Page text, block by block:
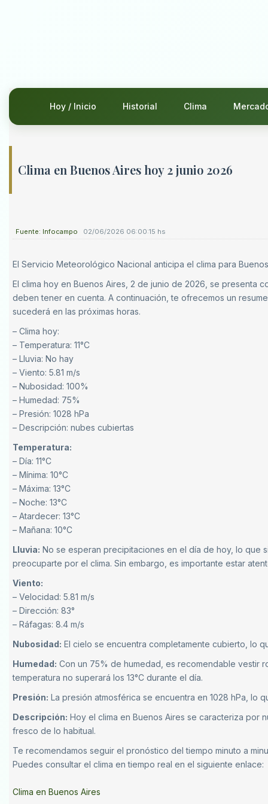
Hoy / Inicio Historial Clima
Clima en Buenos Aires hoy 2 junio 2026
Fuente: Infocampo 02/06/2026 06:00:15 hs
El Servicio Meteorológico Nacional anticipa el clima para
El clima hoy en Buenos Aires, 2 de junio de 2026, se presenta
deben tener en cuenta. A continuación, te ofrecemos un
sucederá en las próximas horas.
– Clima hoy:
– Temperatura: 11°C
– Lluvia: No hay
– Viento: 5.81 m/s
– Nubosidad: 100%
– Humedad: 75%
– Presión: 1028 hPa
– Descripción: nubes cubiertas
Temperatura:
– Día: 11°C
– Mínima: 10°C
– Máxima: 13°C
– Noche: 13°C
– Atardecer: 13°C
– Mañana: 10°C
Lluvia: No se esperan precipitaciones en el día de hoy, lo que
preocuparte por el clima. Sin embargo, es importante estar
Viento:
– Velocidad: 5.81 m/s
– Dirección: 83°
– Ráfagas: 8.4 m/s
Nubosidad: El cielo se encuentra completamente cubierto, lo
Humedad: Con un 75% de humedad, es recomendable vestir
temperatura no superará los 13°C durante el día.
Presión: La presión atmosférica se encuentra en 1028 hPa, lo
Descripción: Hoy el clima en Buenos Aires se caracteriza por
fresco de lo habitual.
Te recomendamos seguir el pronóstico del tiempo minuto a
Puedes consultar el clima en tiempo real en el siguiente enlace:
Clima en Buenos Aires